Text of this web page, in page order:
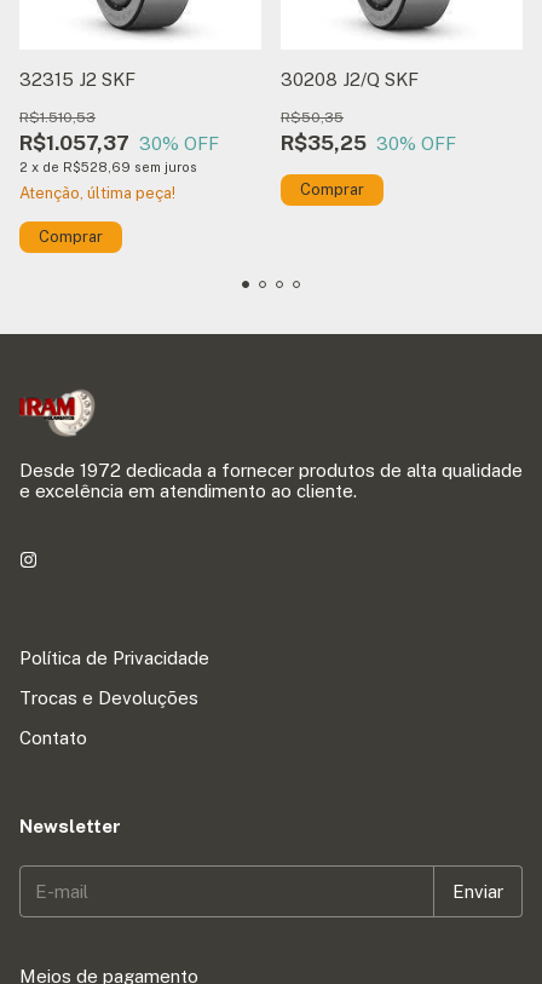
32315 J2 SKF
R$1.057,37
R$1.510,53
30% OFF
2 x de R$528,69 sem juros
Atenção, última peça!
30208 J2/Q SKF
R$35,25
R$50,35
30% OFF
Desde 1972 dedicada a fornecer produtos de alta qualidade
e excelência em atendimento ao cliente.
Política de Privacidade
Trocas e Devoluções
Contato
Newsletter
Meios de pagamento